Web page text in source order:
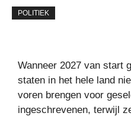
POLITIEK
Wanneer 2027 van start
staten in het hele land
voren brengen voor
ingeschrevenen, terwijl